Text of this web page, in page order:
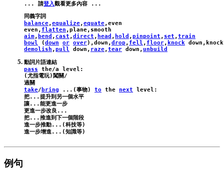
... 請登入
balance,equalize,equate,even
even , flatten ,plane, smooth
aim, bend , cast ,direct , head , hold ,pinpoint , set ,train
bowl (down or over),down ,drop , fell , floor, knock down , knock
demolish ,pull down , raze,tear down ,unbuild
pass
the/a level :
(尤指電玩)闖關/
take/ bring ...(事物) to the next level :
把...提升到另一個水平
讓...能更進一步
更進一步改良...
把...推進到下一個階段
進一步推動...(科技等)
例句